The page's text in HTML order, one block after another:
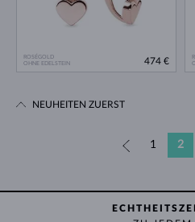
ROSÉGOLD
OHNE EDELSTEIN
474 €
1 2
NEUHEITEN ZUERST